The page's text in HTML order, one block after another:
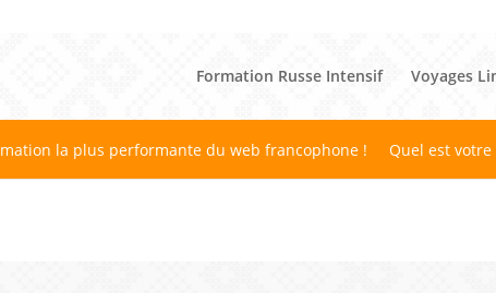
Formation Russe Intensif Voyages
la plus performante du web francophone ! Quel est votre